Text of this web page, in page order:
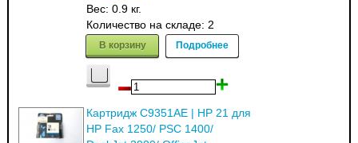
Вес:0.9 кг.
Количество на складе:2
В корзину Подробнее
Картридж C9351AE | HP 21 для
HP Fax 1250/ PSC 1400/